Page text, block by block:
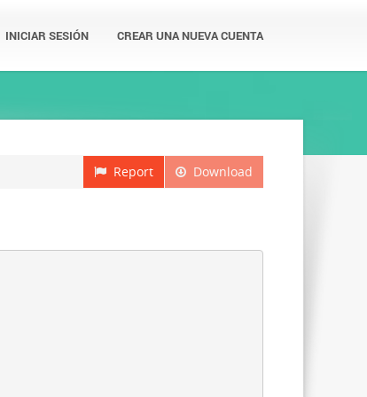
INICIAR SESIÓN CREAR UNA NUEVA CUENTA
Download
Report